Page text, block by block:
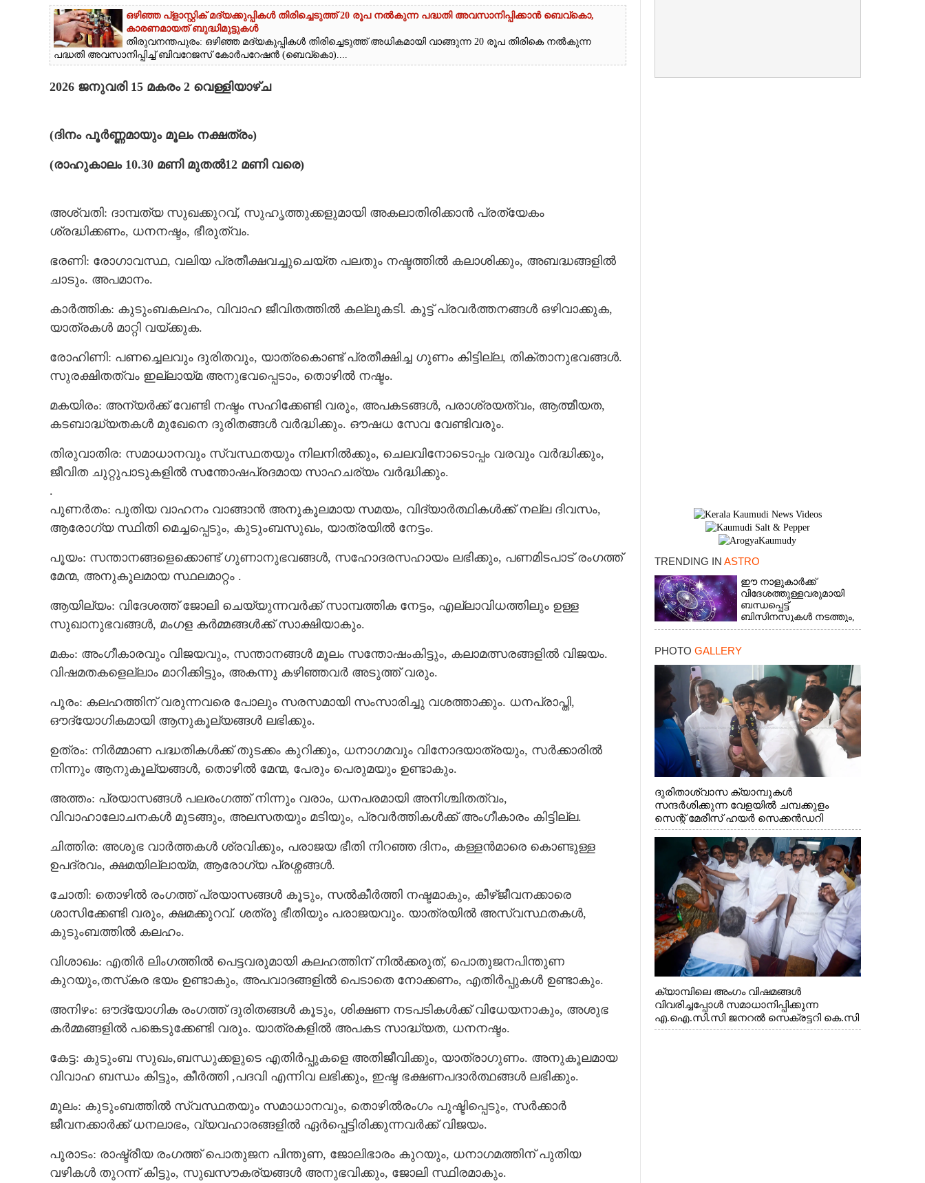
LITERATURE
CONTACT US
ഒഴിഞ്ഞ പ്ളാസ്റ്റിക് മദ്യക്കുപ്പികൾ തിരിച്ചെടുത്ത് 20 രൂപ നൽകുന്ന പദ്ധതി അവസാനിപ്പിക്കാൻ ബെവ്‌കൊ,​
കാരണമായത് ബുദ്ധിമുട്ടുകൾ
തിരുവനന്തപുരം: ഒഴിഞ്ഞ മദ്യകുപ്പികൾ തിരിച്ചെടുത്ത് അധികമായി വാങ്ങുന്ന 20 രൂപ തിരികെ നൽകുന്ന
പദ്ധതി അവസാനിപ്പിച്ച് ബിവറേജസ് കോർപറേഷൻ (ബെവ്‌‌കൊ)​....
2026 ജനുവരി 15 മകരം 2 വെള്ളിയാഴ്ച
(ദിനം പൂർണ്ണമായും മൂലം നക്ഷത്രം)
(രാഹുകാലം 10.30 മണി മുതൽ12 മണി വരെ)
അശ്വതി: ദാമ്പത്യ സുഖക്കുറവ്, സുഹൃത്തുക്കളുമായി അകലാതിരിക്കാൻ പ്രത്യേകം
ശ്രദ്ധിക്കണം, ധനനഷ്ടം, ഭീരുത്വം.
ഭരണി: രോഗാവസ്ഥ, വലിയ പ്രതീക്ഷവച്ചുചെയ്ത പലതും നഷ്ടത്തിൽ കലാശിക്കും, അബദ്ധങ്ങളിൽ
ചാടും. അപമാനം.
കാർത്തിക: കുടുംബകലഹം, വിവാഹ ജീവിതത്തിൽ കല്ലുകടി. കൂട്ട് പ്രവർത്തനങ്ങൾ ഒഴിവാക്കുക,
യാത്രകൾ മാറ്റി വയ്ക്കുക.
രോഹിണി: പണച്ചെലവും ദുരിതവും, യാത്രകൊണ്ട് പ്രതീക്ഷിച്ച ഗുണം കിട്ടില്ല, തിക്താനുഭവങ്ങൾ.
സുരക്ഷിതത്വം ഇല്ലായ്മ അനുഭവപ്പെടാം, തൊഴിൽ നഷ്ടം.
മകയിരം: അന്യർക്ക് വേണ്ടി നഷ്ടം സഹിക്കേണ്ടി വരും, അപകടങ്ങൾ, പരാശ്രയത്വം, ആത്മീയത,
കടബാദ്ധ്യതകൾ മുഖേനെ ദുരിതങ്ങൾ വർദ്ധിക്കും. ഔഷധ സേവ വേണ്ടിവരും.
തിരുവാതിര: സമാധാനവും സ്വസ്ഥതയും നിലനിൽക്കും, ചെലവിനോടൊപ്പം വരവും വർദ്ധിക്കും,
ജീവിത ചുറ്റുപാടുകളിൽ സന്തോഷപ്രദമായ സാഹചര്യം വർദ്ധിക്കും.
.
പുണർതം: പുതിയ വാഹനം വാങ്ങാൻ അനുകൂലമായ സമയം, വിദ്യാർത്ഥികൾക്ക് നല്ല ദിവസം,
ആരോഗ്യ സ്ഥിതി മെച്ചപ്പെടും, കുടുംബസുഖം, യാത്രയിൽ നേട്ടം.
പൂയം: സന്താനങ്ങളെക്കൊണ്ട് ഗുണാനുഭവങ്ങൾ, സഹോദരസഹായം ലഭിക്കും, പണമിടപാട് രംഗത്ത്
മേന്മ, അനുകൂലമായ സ്ഥലമാറ്റം .
ആയില്യം: വിദേശത്ത് ജോലി ചെയ്യുന്നവർക്ക് സാമ്പത്തിക നേട്ടം, എല്ലാവിധത്തിലും ഉള്ള
സുഖാനുഭവങ്ങൾ, മംഗള കർമ്മങ്ങൾക്ക് സാക്ഷിയാകും.
മകം: അംഗീകാരവും വിജയവും, സന്താനങ്ങൾ മൂലം സന്തോഷംകിട്ടും, കലാമത്സരങ്ങളിൽ വിജയം.
വിഷമതകളെല്ലാം മാറിക്കിട്ടും, അകന്നു കഴിഞ്ഞവർ അടുത്ത് വരും.
പൂരം: കലഹത്തിന് വരുന്നവരെ പോലും സരസമായി സംസാരിച്ചു വശത്താക്കും. ധനപ്രാപ്തി,
ഔദ്യോഗികമായി ആനുകൂല്യങ്ങൾ ലഭിക്കും.
ഉത്രം: നിർമ്മാണ പദ്ധതികൾക്ക് തുടക്കം കുറിക്കും, ധനാഗമവും വിനോദയാത്രയും, സർക്കാരിൽ
നിന്നും ആനുകൂല്യങ്ങൾ, തൊഴിൽ മേന്മ, പേരും പെരുമയും ഉണ്ടാകും.
അത്തം: പ്രയാസങ്ങൾ പലരംഗത്ത് നിന്നും വരാം, ധനപരമായി അനിശ്ചിതത്വം,
വിവാഹാലോചനകൾ മുടങ്ങും, അലസതയും മടിയും, പ്രവർത്തികൾക്ക് അംഗീകാരം കിട്ടില്ല.
ചിത്തിര: അശുഭ വാർത്തകൾ ശ്രവിക്കും, പരാജയ ഭീതി നിറഞ്ഞ ദിനം, കള്ളൻമാരെ കൊണ്ടുള്ള
ഉപദ്രവം, ക്ഷമയില്ലായ്മ, ആരോഗ്യ പ്രശ്നങ്ങൾ.
ചോതി: തൊഴിൽ രംഗത്ത് പ്രയാസങ്ങൾ കൂടും, സൽകീർത്തി നഷ്ടമാകും, കീഴ്‌ജീവനക്കാരെ
ശാസിക്കേണ്ടി വരും, ക്ഷമക്കുറവ്. ശത്രു ഭീതിയും പരാജയവും. യാത്രയിൽ അസ്വസ്ഥതകൾ,
കുടുംബത്തിൽ കലഹം.
വിശാഖം: എതിർ ലിംഗത്തിൽ പെട്ടവരുമായി കലഹത്തിന് നിൽക്കരുത്, പൊതുജനപിന്തുണ
കുറയും,തസ്‌കര ഭയം ഉണ്ടാകും, അപവാദങ്ങളിൽ പെടാതെ നോക്കണം, എതിർപ്പുകൾ ഉണ്ടാകും.
അനിഴം: ഔദ്യോഗിക രംഗത്ത് ദുരിതങ്ങൾ കൂടും, ശിക്ഷണ നടപടികൾക്ക് വിധേയനാകും, അശുഭ
കർമ്മങ്ങളിൽ പങ്കെടുക്കേണ്ടി വരും. യാത്രകളിൽ അപകട സാദ്ധ്യത, ധനനഷ്ടം.
കേട്ട: കുടുംബ സുഖം,ബന്ധുക്കളുടെ എതിർപ്പുകളെ അതിജീവിക്കും, യാത്രാഗുണം. അനുകൂലമായ
വിവാഹ ബന്ധം കിട്ടും, കീർത്തി ,പദവി എന്നിവ ലഭിക്കും, ഇഷ്ട ഭക്ഷണപദാർത്ഥങ്ങൾ ലഭിക്കും.
മൂലം: കുടുംബത്തിൽ സ്വസ്ഥതയും സമാധാനവും, തൊഴിൽരംഗം പുഷ്ടിപ്പെടും, സർക്കാർ
ജീവനക്കാർക്ക് ധനലാഭം, വ്യവഹാരങ്ങളിൽ ഏർപ്പെട്ടിരിക്കുന്നവർക്ക് വിജയം.
പൂരാടം: രാഷ്ട്രീയ രംഗത്ത് പൊതുജന പിന്തുണ, ജോലിഭാരം കുറയും, ധനാഗമത്തിന് പുതിയ
വഴികൾ തുറന്ന് കിട്ടും, സുഖസൗകര്യങ്ങൾ അനുഭവിക്കും, ജോലി സ്ഥിരമാകും.
TRENDING IN ASTRO
ഈ നാളുകാർക്ക്
വിദേശത്തുള്ളവരുമായി
ബന്ധപ്പെട്ട്
ബിസിനസുകൾ നടത്തും,
ദീർഘകാലമായുള്ള
PHOTO GALLERY
ദുരിതാശ്വാസ ക്യാമ്പുകൾ
സന്ദർശിക്കുന്ന വേളയിൽ ചമ്പക്കുളം
സെന്റ് മേരീസ് ഹയർ സെക്കൻഡറി
സ്കൂളിലെ ക്യാമ്പിലെത്തിയ എ.ഐ.സി.സി
ജനറൽ സെക്രട്ടറി കെ.സി
വേണുഗോപാൽ എം.പി കുരുന്നിനെ
എടുത്ത് ലാളിച്ചപ്പോൾ. സഹകരണ-
എക്സൈസ് വകുപ്പ് മന്ത്രി എം. ലിജു,
കൃഷിവകുപ്പ് മന്ത്രി ടി. സിദ്ദിഖ്, റെജി
ചെറിയാൻ എം. എൽ. എ എന്നിവർ സമീപം
ക്യാമ്പിലെ അംഗം വിഷമങ്ങൾ
വിവരിച്ചപ്പോൾ സമാധാനിപ്പിക്കുന്ന
എ.ഐ.സി.സി ജനറൽ സെക്രട്ടറി കെ.സി
വേണുഗോപാൽ എം.പി. സഹകരണ-
ഐശ്വര്യം ഉണ്ടാകും
×
Copy Link